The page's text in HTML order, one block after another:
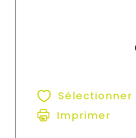
Sélectionner
Imprimer